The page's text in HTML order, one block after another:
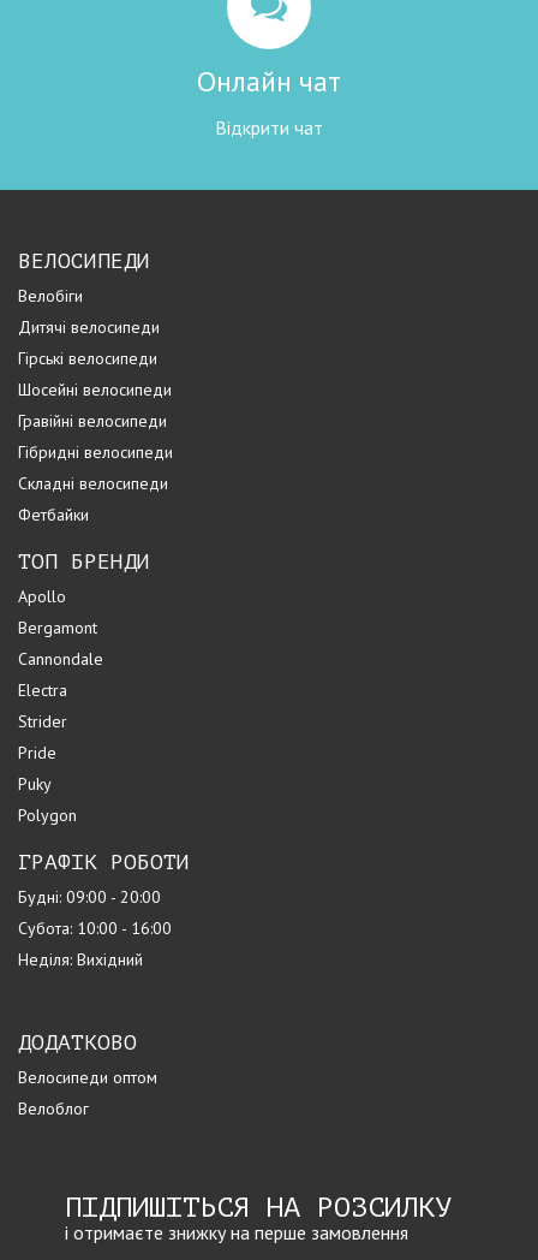
Онлайн чат
Відкрити чат
ВЕЛОСИПЕДИ
Велобіги
Дитячі велосипеди
Гірські велосипеди
Шосейні велосипеди
Гравійні велосипеди
Гібридні велосипеди
Складні велосипеди
Фетбайки
ТОП БРЕНДИ
Apollo
Bergamont
Cannondale
Electra
Strider
Pride
Puky
Polygon
ГРАФІК РОБОТИ
Будні: 09:00 - 20:00
Субота: 10:00 - 16:00
Неділя: Вихідний
ДОДАТКОВО
Велосипеди оптом
Велоблог
ПІДПИШІТЬСЯ НА РОЗСИЛКУ
і отримаєте знижку на перше замовлення